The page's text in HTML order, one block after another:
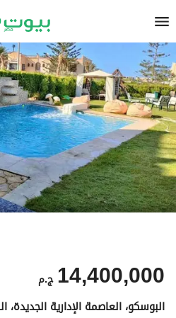
ج.م 14,400,000
البوسكو، العاصمة الإدارية الجديدة،